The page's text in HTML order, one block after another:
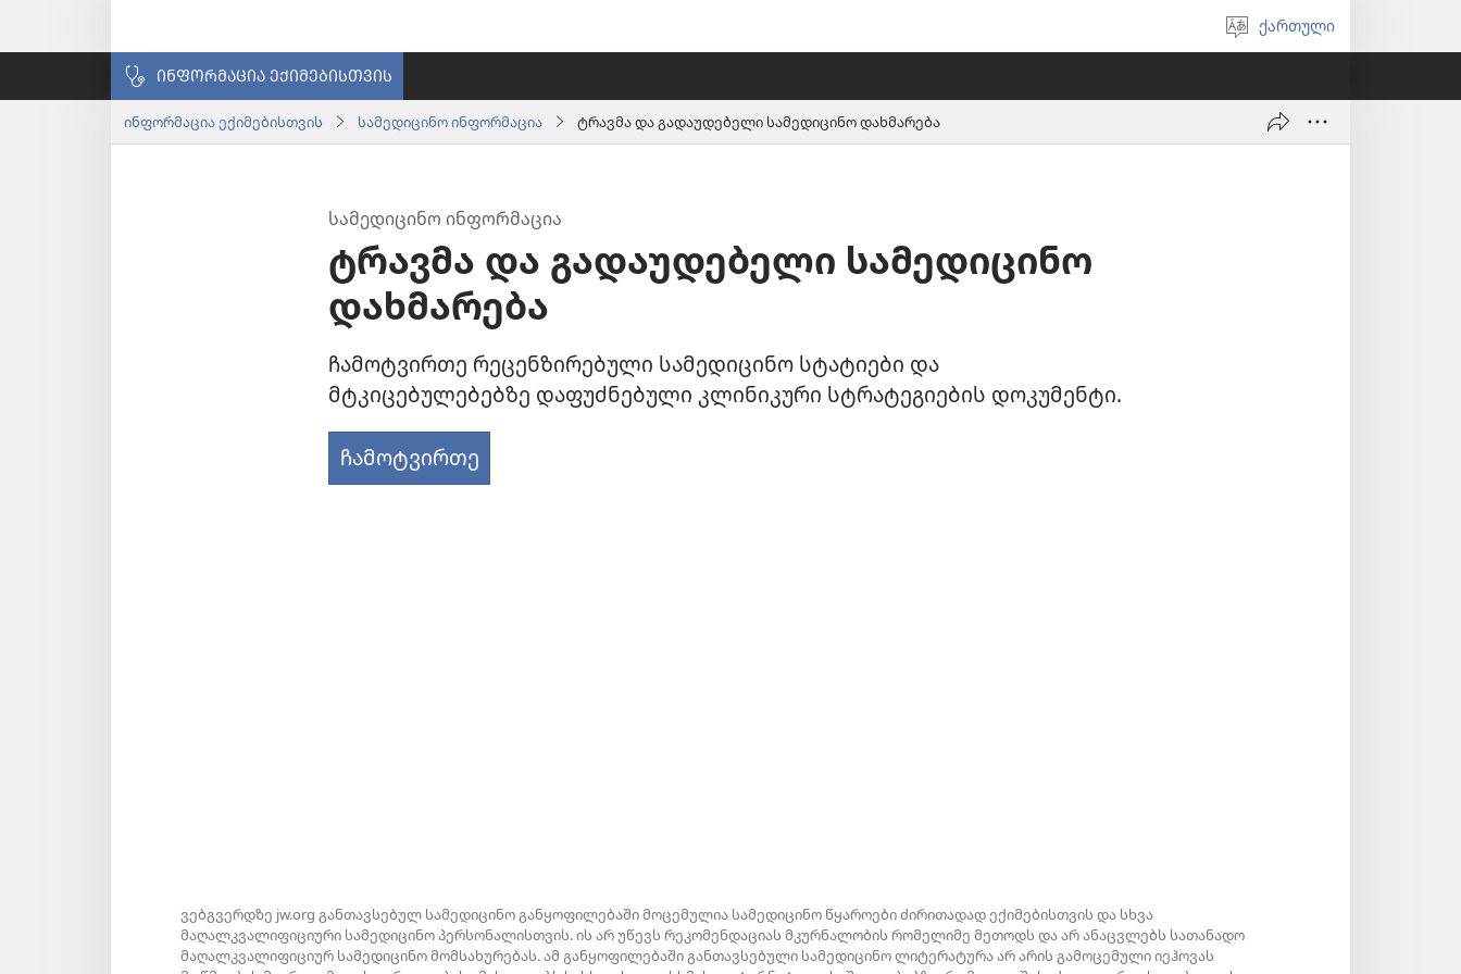
აირჩიეთ
ენა
ქართული
ᲘᲜᲤᲝᲠᲛᲐᲪᲘᲐ ᲔᲥᲘᲛᲔᲑᲘᲡᲗᲕᲘᲡ
ინფორმაცია ექიმებისთვის სამედიცინო ინფორმაცია ტრავმა და გადაუდებელი სამედიცინო დახმარება
ᲡᲐᲛᲔᲓᲘᲪᲘᲜᲝ ᲘᲜᲤᲝᲠᲛᲐᲪᲘᲐ
ტრავმა და გადაუდებელი სამედიცინო
დახმარება
ჩამოტვირთე რეცენზირებული სამედიცინო სტატიები და
მტკიცებულებებზე დაფუძნებული კლინიკური სტრატეგიების დოკუმენტი.
ჩამოტვირთე
ვებგვერდზე jw.org განთავსებულ სამედიცინო განყოფილებაში მოცემულია სამედიცინო წყაროები ძირითადად ექიმებისთვის და სხვა
მაღალკვალიფიციური სამედიცინო პერსონალისთვის. ის არ უწევს რეკომენდაციას მკურნალობის რომელიმე მეთოდს და არ ანაცვლებს სათანადო
მაღალკვალიფიციურ სამედიცინო მომსახურებას. ამ განყოფილებაში განთავსებული სამედიცინო ლიტერატურა არ არის გამოცემული იეჰოვას